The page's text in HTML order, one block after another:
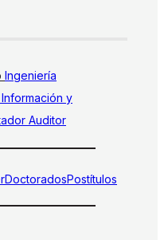
Ingeniería
y
Auditor
DoctoradosPostítulos